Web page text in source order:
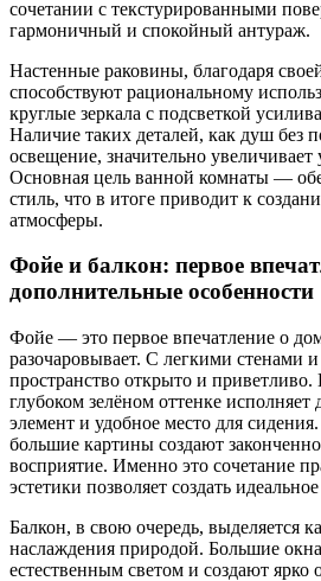
сочетании с текстурированными
гармоничный и спокойный антураж.
Настенные раковины, благодаря
способствуют рациональному
круглые зеркала с подсветкой
Наличие таких деталей, как душ без
освещение, значительно увеличивает
Основная цель ванной комнаты —
стиль, что в итоге приводит к
атмосферы.
Фойе и балкон: первое
дополнительные особенности
Фойе — это первое впечатление о
разочаровывает. С легкими стенами
пространство открыто и
глубоком зелёном оттенке
элемент и удобное место для
большие картины создают
восприятие. Именно это сочетание
эстетики позволяет создать
Балкон, в свою очередь, выделяется
наслаждения природой. Большие
естественным светом и создают ярко